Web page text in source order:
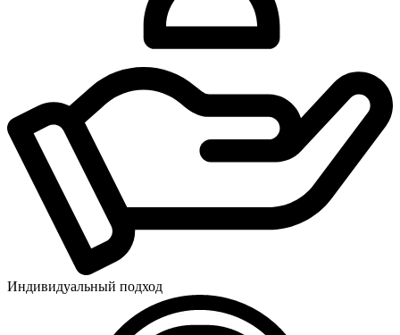
Индивидуальный подход